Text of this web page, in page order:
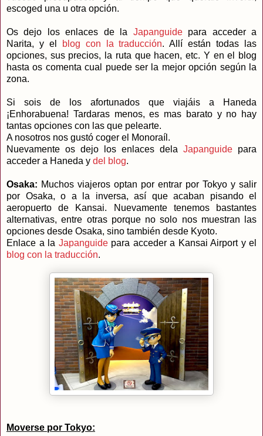
escoged una u otra opción.
Os dejo los enlaces de la Japanguidepara acceder a
Narita, y el
blog con la traducción. Allí están todas las
opciones, sus precios, la ruta que hacen, etc. Y en el blog
hasta os comenta cual puede ser la mejor opción según la
zona.
Si sois de los afortunados que viajáis a Haneda
¡Enhorabuena! Tardaras menos, es mas barato y no hay
tantas opciones con las que pelearte.
A nosotros nos gustó coger el Monoraíl.
Nuevamente os dejo los enlaces dela Japanguide para
acceder a Haneda y del blog.
Osaka: Muchos viajeros optan por entrar por Tokyo y salir
por Osaka, o a la inversa, así que acaban pisando el
aeropuerto de Kansai. Nuevamente tenemos bastantes
alternativas, entre otras porque no solo nos muestran las
opciones desde Osaka, sino también desde Kyoto.
Enlace a la Japanguidepara acceder a Kansai Airport y el
blog con la traducción.
Moverse por Tokyo: